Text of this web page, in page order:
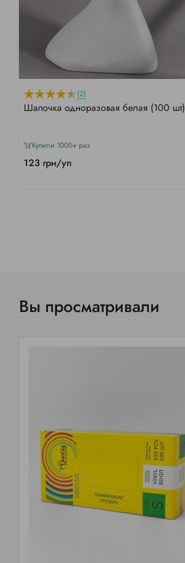
(2)
Шапочка одноразовая белая (100 шт)
Купили 1000+ раз
123 грн/уп
Вы просматривали